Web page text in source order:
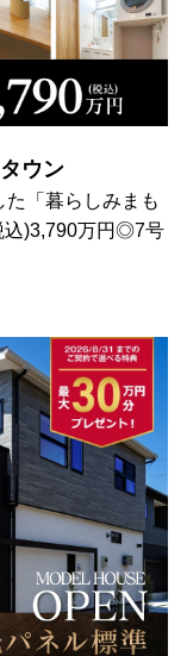
ウン
た「暮らしみまも
込)3,790万円◎7号